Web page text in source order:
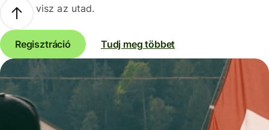
visz az utad.
Regisztráció Tudj meg többet